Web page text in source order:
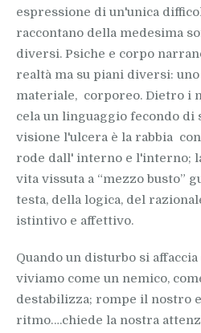
espressione di un'unica
raccontano della medesima
diversi. Psiche e corpo
realtà ma su piani diversi:
materiale, corporeo. Dietro i
cela un linguaggio fecondo di
visione l'ulcera è la rabbia
rode dall' interno e l'interno;
vita vissuta a “mezzo busto”
testa, della logica, del
istintivo e affettivo.
Quando un disturbo si
viviamo come un nemico,
destabilizza; rompe il nostro
ritmo….chiede la nostra